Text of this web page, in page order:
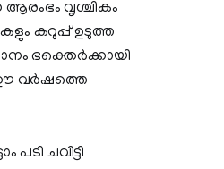
വൃശ്ചികം
കറുപ്പ് ഉടുത്ത
ഭക്തെര്‍ക്കായി
ഈ വര്‍ഷത്തെ
ചവിട്ടി